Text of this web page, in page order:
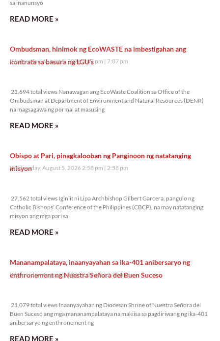
sa inanunsyo
READ MORE »
Ombudsman, hinimok ng EcoWASTE na imbestigahan ang
kontrata sa basura ng LGU’s
Wednesday, August 5, 2026 7:07 pm 7:07 pm
21,694 total views Nanawagan ang EcoWaste Coalition sa Office of the
Ombudsman at Department of Environment and Natural Resources (DENR)
na magsagawa ng pormal at masusing
READ MORE »
Obispo at Pari, pinagkalooban ng Panginoon ng natatanging
misyon
Wednesday, August 5, 2026 2:58 pm 2:58 pm
27,562 total views Iginiit ni Lipa Archbishop Gilbert Garcera, pangulo ng
Catholic Bishops’ Conference of the Philippines (CBCP), na may natatanging
misyon ang mga pari sa
READ MORE »
Mananampalataya, inaanyayahan sa ika-401 anibersaryo ng
enthronement ng Nuestra Señora del Buen Suceso
Wednesday, August 5, 2026 2:32 pm 2:32 pm
21,079 total views Inaanyayahan ng Diocesan Shrine of Nuestra Señora del
Buen Suceso ang mga mananampalataya na makiisa sa pagdiriwang ng ika-401
anibersaryo ng enthronement ng
READ MORE »